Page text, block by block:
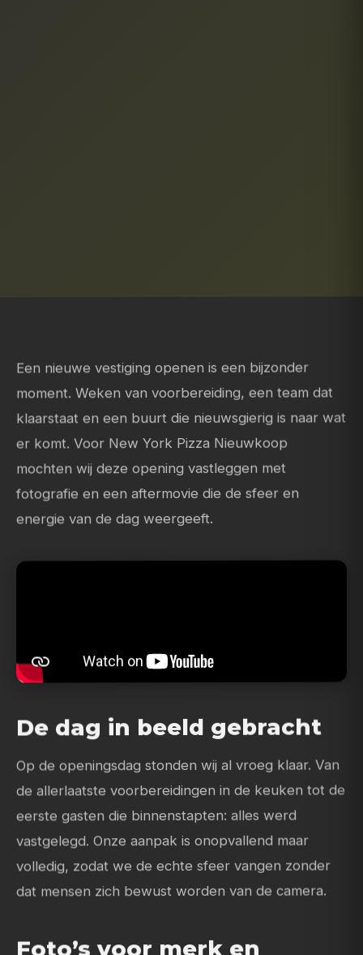
Een nieuwe vestiging openen is een bijzonder
moment. Weken van voorbereiding, een team dat
klaarstaat en een buurt die nieuwsgierig is naar wat
er komt. Voor New York Pizza Nieuwkoop
mochten wij deze opening vastleggen met
fotografie en een aftermovie die de sfeer en
energie van de dag weergeeft.
De dag in beeld gebracht
Op de openingsdag stonden wij al vroeg klaar. Van
de allerlaatste voorbereidingen in de keuken tot de
eerste gasten die binnenstapten: alles werd
vastgelegd. Onze aanpak is onopvallend maar
volledig, zodat we de echte sfeer vangen zonder
dat mensen zich bewust worden van de camera.
Foto’s voor merk en